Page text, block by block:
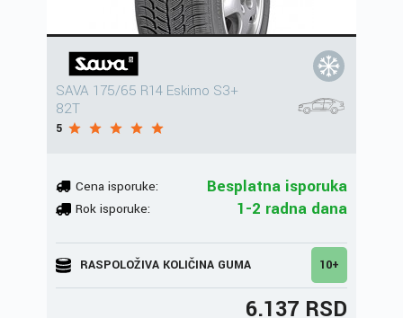
SAVA 175/65 R14 Eskimo S3+
82T
5
Cena isporuke: Besplatna isporuka
Rok isporuke: 1-2 radna dana
RASPOLOŽIVA KOLIČINA GUMA 10+
6.137 RSD